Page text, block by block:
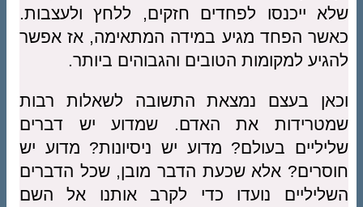
שלא ייכנסו לפחדים חזקים, ללחץ ולעצבות.
כאשר הפחד מגיע במידה המתאימה, אז אפשר
להגיע למקומות הטובים והגבוהים ביותר.
וכאן בעצם נמצאת התשובה לשאלות רבות
שמטרידות את האדם. שמדוע יש דברים
שליליים בעולם? מדוע יש ניסיונות? מדוע יש
חוסרים? אלא שכעת הדבר מובן, שכל הדברים
השליליים נועדו כדי לקרב אותנו אל השם